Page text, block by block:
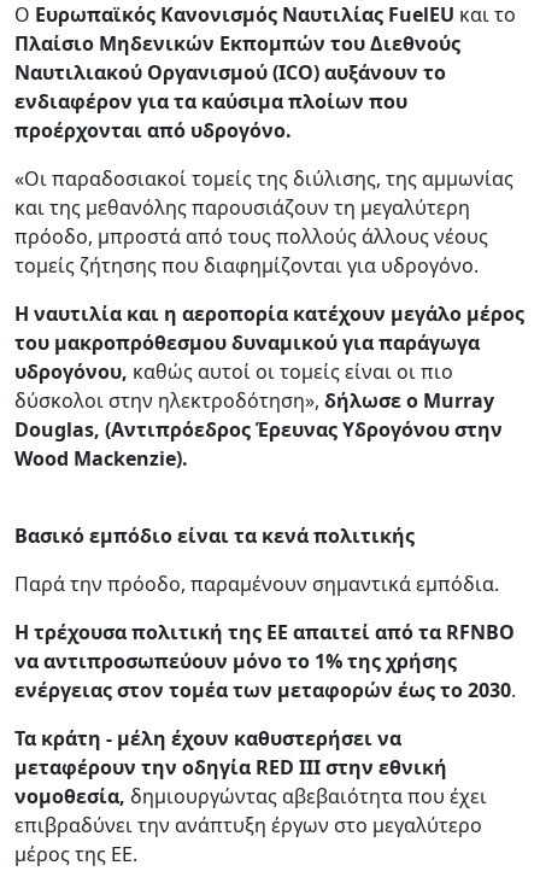
Ο Ευρωπαϊκός Κανονισμός Ναυτιλίας FuelEU και το
Πλαίσιο Μηδενικών Εκπομπών του Διεθνούς
Ναυτιλιακού Οργανισμού (ICO) αυξάνουν το
ενδιαφέρον για τα καύσιμα πλοίων που
προέρχονται από υδρογόνο.
«Οι παραδοσιακοί τομείς της διύλισης, της αμμωνίας
και της μεθανόλης παρουσιάζουν τη μεγαλύτερη
πρόοδο, μπροστά από τους πολλούς άλλους νέους
τομείς ζήτησης που διαφημίζονται για υδρογόνο.
Η ναυτιλία και η αεροπορία κατέχουν μεγάλο μέρος
του μακροπρόθεσμου δυναμικού για παράγωγα
υδρογόνου, καθώς αυτοί οι τομείς είναι οι πιο
δύσκολοι στην ηλεκτροδότηση», δήλωσε ο Murray
Douglas, (Αντιπρόεδρος Έρευνας Υδρογόνου στην
Wood Mackenzie).
Βασικό εμπόδιο είναι τα κενά πολιτικής
Παρά την πρόοδο, παραμένουν σημαντικά εμπόδια.
Η τρέχουσα πολιτική της ΕΕ απαιτεί από τα RFNBO
να αντιπροσωπεύουν μόνο το 1% της χρήσης
ενέργειας στον τομέα των μεταφορών έως το 2030.
Τα κράτη - μέλη έχουν καθυστερήσει να
μεταφέρουν την οδηγία RED III στην εθνική
νομοθεσία, δημιουργώντας αβεβαιότητα που έχει
επιβραδύνει την ανάπτυξη έργων στο μεγαλύτερο
μέρος της ΕΕ.